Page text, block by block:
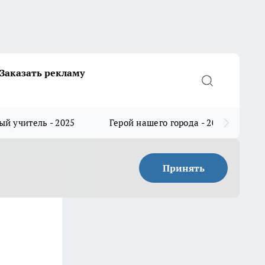
Заказать рекламу
учитель - 2025 Герой нашего города - 2025
Принять